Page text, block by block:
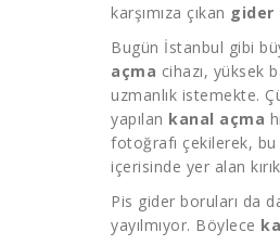
karşımıza çıkan gider
Bugün İstanbul gibi
açma cihazı, yüksek
uzmanlık istemekte.
yapılan kanal açma
fotoğrafı çekilerek, bu
içerisinde yer alan
Pis gider boruları da
yayılmıyor. Böylece